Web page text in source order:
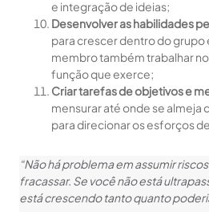
e integração de ideias;
Desenvolver as habilidades
para crescer dentro do grupo
membro também trabalhar
função que exerce;
Criar tarefas de objetivos e
mensurar até onde se almeja
para direcionar os esforços
“Não há problema em assumir
fracassar. Se você não está
está crescendo tanto quanto